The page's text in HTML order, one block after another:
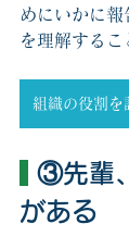
めにいかに
を理解するこ
③先輩
がある